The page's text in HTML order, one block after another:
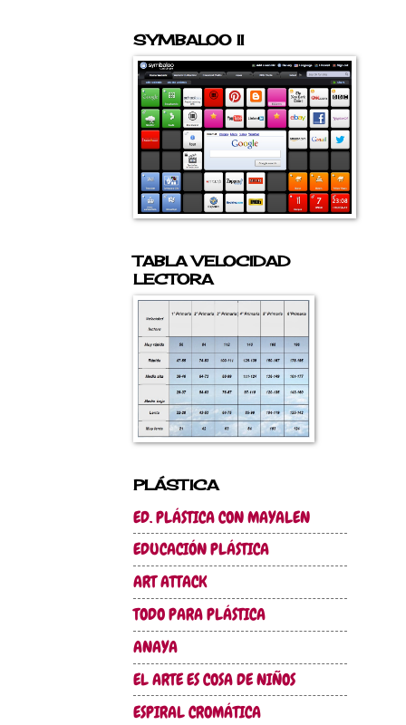
SYMBALOO II
TABLA VELOCIDAD
LECTORA
PLÁSTICA
ED. PLÁSTICA CON MAYALEN
EDUCACIÓN PLÁSTICA
ART ATTACK
TODO PARA PLÁSTICA
ANAYA
EL ARTE ES COSA DE NIÑOS
ESPIRAL CROMÁTICA